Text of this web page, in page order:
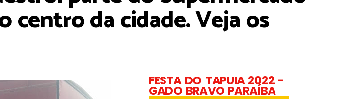
centro da cidade. Veja os
FESTA DO TAPUIA 2022 -
GADO BRAVO PARAÍBA